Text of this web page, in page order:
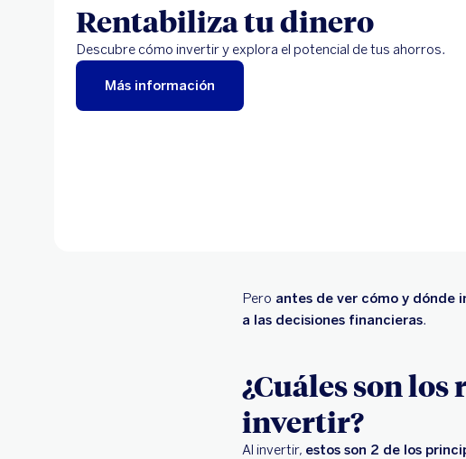
Rentabiliza tu dinero
Descubre cómo invertir y explora el potencial de tus ahorros.
Más información
Pero antes de ver cómo y dónde
a las decisiones financieras.
¿Cuáles son los
invertir?
Al invertir, estos son 2 de los